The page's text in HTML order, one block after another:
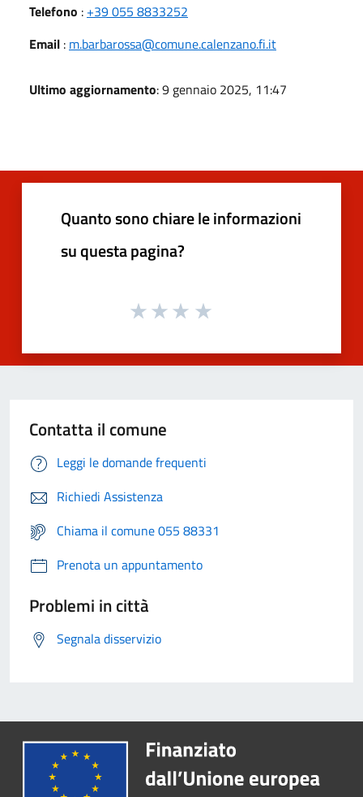
Telefono : +39 055 8833252
Email : m.barbarossa@comune.calenzano.fi.it
Ultimo aggiornamento: 9 gennaio 2025, 11:47
Quanto sono chiare le informazioni
su questa pagina?
Contatta il comune
Leggi le domande frequenti
Richiedi Assistenza
Chiama il comune 055 88331
Prenota un appuntamento
Problemi in città
Segnala disservizio